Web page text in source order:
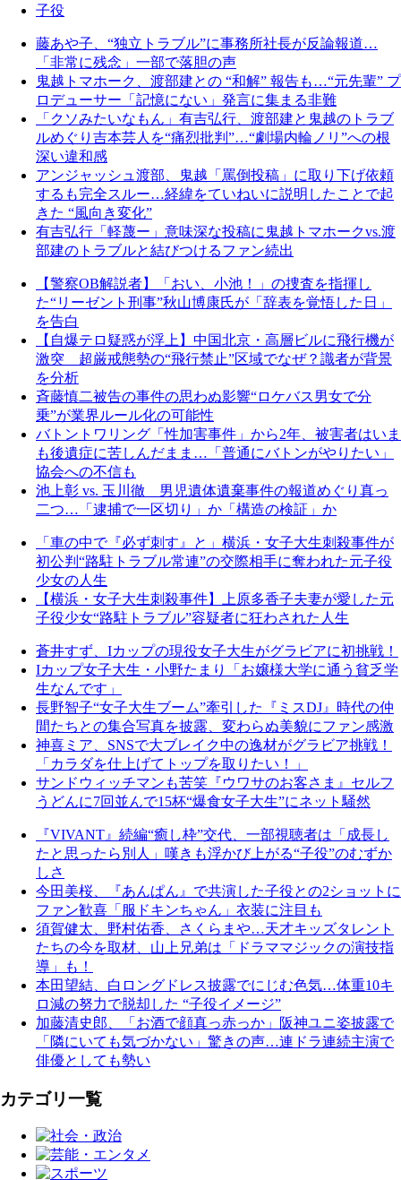
子役
藤あや子、“独立トラブル”に事務所社長が反論報道…
「非常に残念」一部で落胆の声
鬼越トマホーク、渡部建との “和解” 報告も…“元先輩” プ
ロデューサー「記憶にない」発言に集まる非難
「クソみたいなもん」有吉弘行、渡部建と鬼越のトラブ
ルめぐり吉本芸人を“痛烈批判”…“劇場内輪ノリ”への根
深い違和感
アンジャッシュ渡部、鬼越「罵倒投稿」に取り下げ依頼
するも完全スルー…経緯をていねいに説明したことで起
きた “風向き変化”
有吉弘行「軽蔑ー」意味深な投稿に鬼越トマホークvs.渡
部建のトラブルと結びつけるファン続出
【警察OB解説者】「おい、小池！」の捜査を指揮し
た“リーゼント刑事”秋山博康氏が「辞表を覚悟した日」
を告白
【自爆テロ疑惑が浮上】中国北京・高層ビルに飛行機が
激突 超厳戒態勢の“飛行禁止”区域でなぜ？識者が背景
を分析
斉藤慎二被告の事件の思わぬ影響“ロケバス男女で分
乗”が業界ルール化の可能性
バトントワリング「性加害事件」から2年、被害者はいま
も後遺症に苦しんだまま…「普通にバトンがやりたい」
協会への不信も
池上彰 vs. 玉川徹 男児遺体遺棄事件の報道めぐり真っ
二つ…「逮捕で一区切り」か「構造の検証」か
「車の中で『必ず刺す』と」横浜・女子大生刺殺事件が
初公判“路駐トラブル常連”の交際相手に奪われた元子役
少女の人生
【横浜・女子大生刺殺事件】上原多香子夫妻が愛した元
子役少女“路駐トラブル”容疑者に狂わされた人生
蒼井すず、Iカップの現役女子大生がグラビアに初挑戦！
Iカップ女子大生・小野たまり「お嬢様大学に通う貧乏学
生なんです」
長野智子“女子大生ブーム”牽引した『ミスDJ』時代の仲
間たちとの集合写真を披露、変わらぬ美貌にファン感激
神喜ミア、SNSで大ブレイク中の逸材がグラビア挑戦！
「カラダを仕上げてトップを取りたい！」
サンドウィッチマンも苦笑『ウワサのお客さま』セルフ
うどんに7回並んで15杯“爆食女子大生”にネット騒然
『VIVANT』続編“癒し枠”交代、一部視聴者は「成長し
たと思ったら別人」嘆きも浮かび上がる“子役”のむずか
しさ
今田美桜、『あんぱん』で共演した子役との2ショットに
ファン歓喜「服ドキンちゃん」衣装に注目も
須賀健太、野村佑香、さくらまや…天才キッズタレント
たちの今を取材、山上兄弟は「ドラママジックの演技指
導」も！
本田望結、白ロングドレス披露でにじむ色気…体重10キ
ロ減の努力で脱却した “子役イメージ”
加藤清史郎、「お酒で顔真っ赤っか」阪神ユニ姿披露で
「隣にいても気づかない」驚きの声…連ドラ連続主演で
俳優としても勢い
カテゴリ一覧